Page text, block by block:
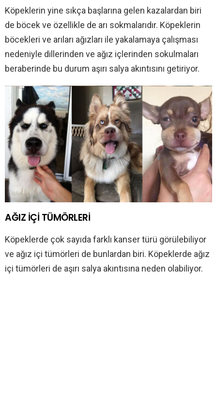
Köpeklerin yine sıkça başlarına gelen kazalardan biri
de böcek ve özellikle de arı sokmalarıdır. Köpeklerin
böcekleri ve arıları ağızları ile yakalamaya çalışması
nedeniyle dillerinden ve ağız içlerinden sokulmaları
beraberinde bu durum aşırı salya akıntısını getiriyor.
AĞIZ İÇİ TÜMÖRLERİ
Köpeklerde çok sayıda farklı kanser türü görülebiliyor
ve ağız içi tümörleri de bunlardan biri. Köpeklerde ağız
içi tümörleri de aşırı salya akıntısına neden olabiliyor.